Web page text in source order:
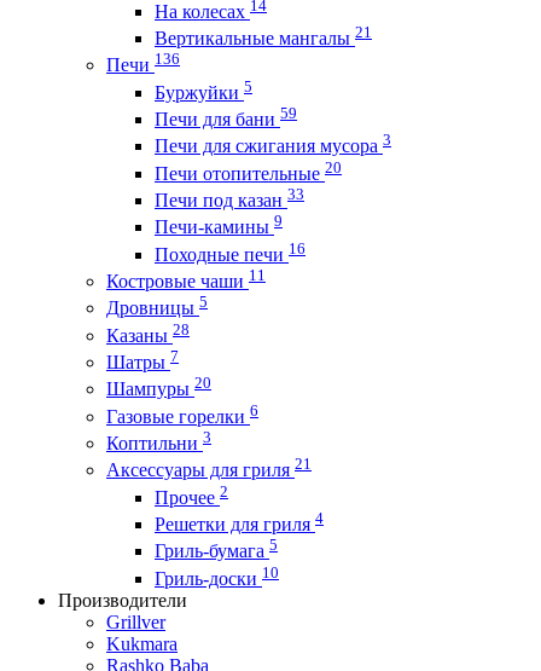
На колесах 14
Вертикальные мангалы 21
Печи 136
Буржуйки 5
Печи для бани 59
Печи для сжигания мусора 3
Печи отопительные 20
Печи под казан 33
Печи-камины 9
Походные печи 16
Костровые чаши 11
Дровницы 5
Казаны 28
Шатры 7
Шампуры 20
Газовые горелки 6
Коптильни 3
Аксессуары для гриля 21
Прочее 2
Решетки для гриля 4
Гриль-бумага 5
Гриль-доски 10
Производители
Grillver
Kukmara
Rashko Baba